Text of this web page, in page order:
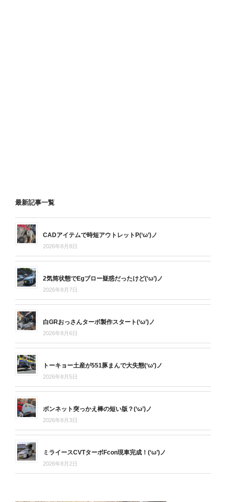
最新記事一覧
CADアイテムで時短アウトレットP(‘ω’)ノ
2026年8月8日
2気筒状態でEgブロー疑惑だったけど(‘ω’)ノ
2026年8月7日
白GRおっさんターボ製作スタート(‘ω’)ノ
2026年8月6日
トーキョー土産が551豚まんで大失態(‘ω’)ノ
2026年8月5日
ボンネット突っかえ棒の短い版？(‘ω’)ノ
2026年8月3日
ミライースCVTターボFcon現車完成！(‘ω’)ノ
2026年8月2日